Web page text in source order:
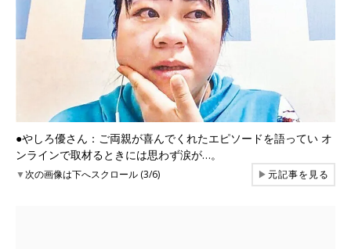
●やしろ優さん：ご両親が喜んでくれたエピソードを語ってい オ
ンラインで取材るときには思わず涙が…。
▼次の画像は下へスクロール (3/6) ▶元記事を見る